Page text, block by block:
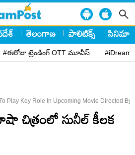
తెలంగాణ పాలిటిక్స్ సినిమా
#ఈరోజు ట్రెండింగ్ OTT మూవీస్
Play Key Role In Upcoming Movie Directed By
చిత్రంలో సునీల్ కీలక